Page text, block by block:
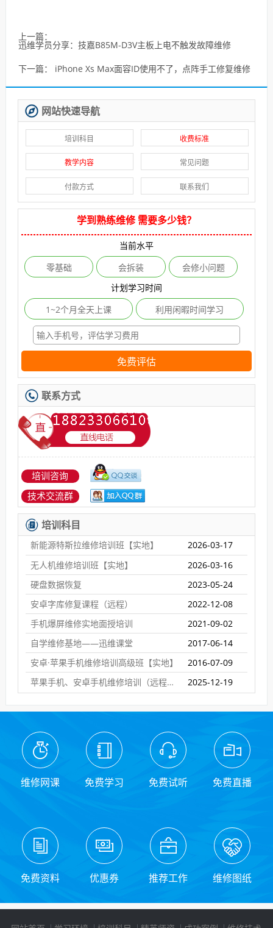
上一篇：
迅维学员分享：技嘉B85M-D3V主板上电不触发故障维修
下一篇： iPhone Xs Max面容ID使用不了，点阵手工修复维修
网站快速导航
培训科目 收费标准
教学内容 常见问题
付款方式 联系我们
学到熟练维修 需要多少钱？
当前水平
零基础
会拆装
会修小问题
计划学习时间
1~2个月全天上课
利用闲暇时间学习
免费评估
联系方式
培训咨询
技术交流群
培训科目
新能源特斯拉维修培训班【实地】
2026-03-17
无人机维修培训班【实地】
2026-03-16
硬盘数据恢复
2023-05-24
安卓字库修复课程（远程）
2022-12-08
手机爆屏维修实地面授培训
2021-09-02
自学维修基地——迅维课堂
2017-06-14
安卓·苹果手机维修培训高级班【实地】
2016-07-09
苹果手机、安卓手机维修培训（远程网络班）
2025-12-19
维修网课 免费学习 免费试听 免费直播
免费资料 优惠券 推荐工作 维修图纸